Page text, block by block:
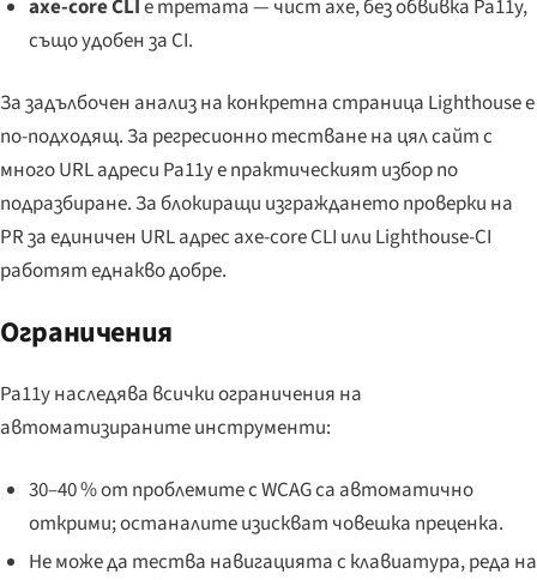
axe-core CLIе третата — чист axe, без обвивка Pa11y,
също удобен за CI.
За задълбочен анализ на конкретна страница Lighthouse е
по-подходящ. За регресионно тестване на цял сайт с
много URL адреси Pa11y е практическият избор по
подразбиране. За блокиращи изграждането проверки на
PR за единичен URL адрес axe-core CLI или Lighthouse-CI
работят еднакво добре.
Ограничения
Pa11y наследява всички ограничения на
автоматизираните инструменти:
30–40 % от проблемите с WCAG са автоматично
открими; останалите изискват човешка преценка.
Не може да тества навигацията с клавиатура, реда на